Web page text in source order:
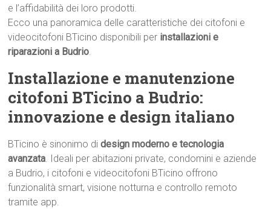
e l’affidabilità dei loro prodotti.
Ecco una panoramica delle caratteristiche dei citofoni e
videocitofoni BTicino disponibili per installazioni e
riparazioni a Budrio.
Installazione e manutenzione
citofoni BTicino a Budrio:
innovazione e design italiano
BTicino è sinonimo didesign moderno e tecnologia
avanzata. Ideali per abitazioni private, condomini e aziende
a Budrio, i citofoni e videocitofoni BTicino offrono
funzionalità smart, visione notturna e controllo remoto
tramite app.